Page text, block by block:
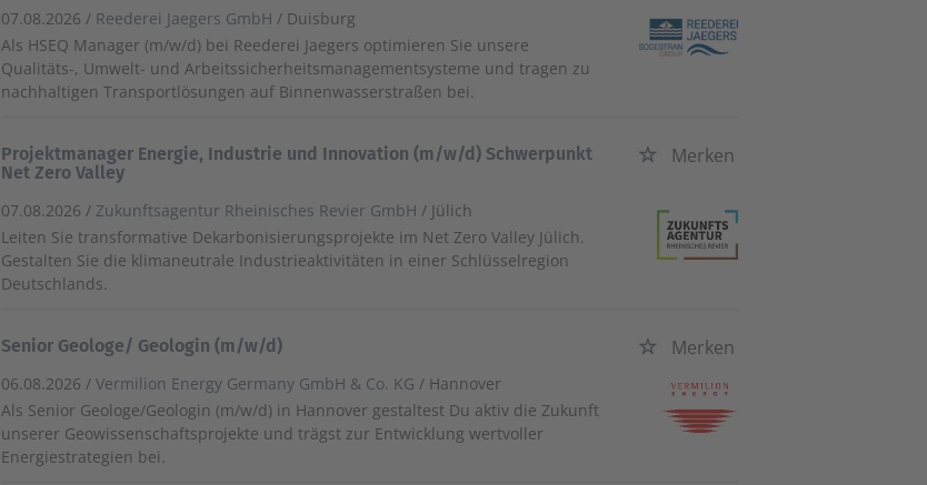
07.08.2026 / Reederei Jaegers GmbH / Duisburg
Als HSEQ Manager (m/w/d) bei Reederei Jaegers optimieren Sie unsere
Qualitäts-, Umwelt- und Arbeitssicherheitsmanagementsysteme und tragen zu
nachhaltigen Transportlösungen auf Binnenwasserstraßen bei.
Projektmanager Energie, Industrie und Innovation (m/w/d) Schwerpunkt
Net Zero Valley
Merken
07.08.2026 / Zukunftsagentur Rheinisches Revier GmbH / Jülich
Leiten Sie transformative Dekarbonisierungsprojekte im Net Zero Valley Jülich.
Gestalten Sie die klimaneutrale Industrieaktivitäten in einer Schlüsselregion
Deutschlands.
Senior Geologe/ Geologin (m/w/d) Merken
06.08.2026 /Vermilion Energy Germany GmbH & Co. KG / Hannover
Als Senior Geologe/Geologin (m/w/d) in Hannover gestaltest Du aktiv die Zukunft
unserer Geowissenschaftsprojekte und trägst zur Entwicklung wertvoller
Energiestrategien bei.